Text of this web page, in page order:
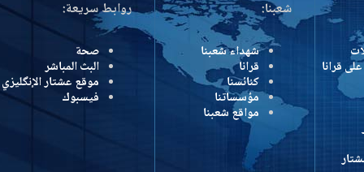
شعبنا:
شهداء شعبنا
قرانا
كنائسنا
مؤسساتنا
مواقع شعبنا
روابط سريعة:
صحة
البث المباشر
موقع عشتار الإنگليزي
فيسبوك